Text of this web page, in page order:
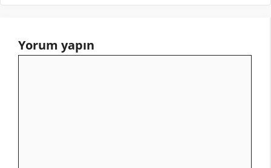
Yorum yapın